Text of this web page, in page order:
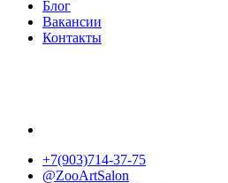
Блог
Вакансии
Контакты
+7(903)714-37-75
@ZooArtSalon